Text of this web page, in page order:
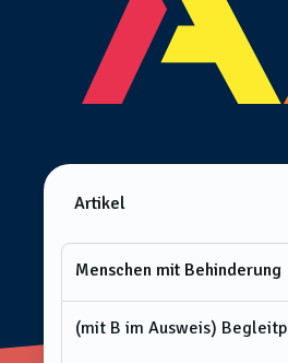
Artikel
Menschen mit Behinderung
(mit B im Ausweis)